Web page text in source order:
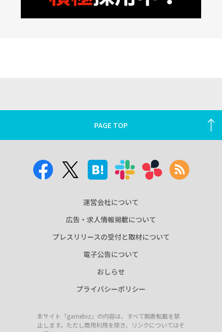
PAGE TOP
運営会社について
広告・求人情報掲載について
プレスリリースの受付と取材について
電子公告について
おしらせ
プライバシーポリシー
本サイト「gamebiz」の内容は、すべて無断転載を禁
止します。ただし商用利用を除き、リンクについてはそ